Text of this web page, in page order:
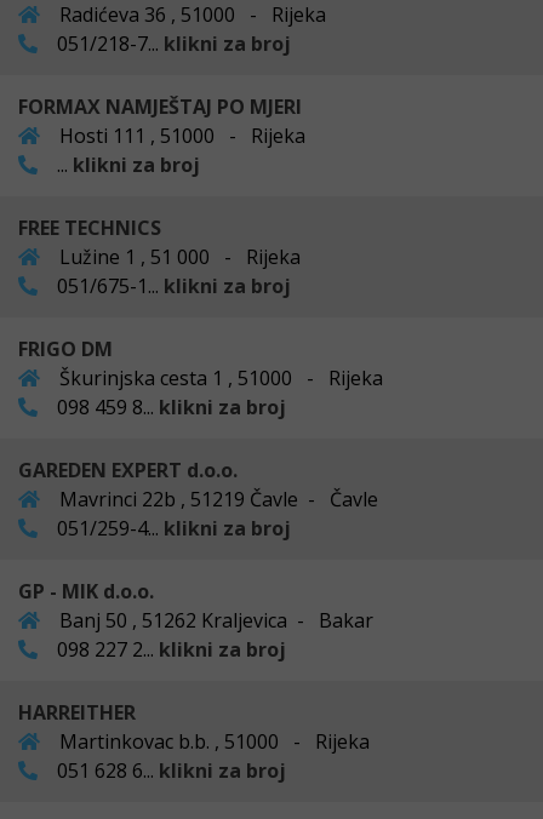
Radićeva 36 , 51000 - Rijeka
051/218-7... klikni za broj
FORMAX NAMJEŠTAJ PO MJERI
Hosti 111 , 51000 - Rijeka
... klikni za broj
FREE TECHNICS
Lužine 1 , 51 000 - Rijeka
051/675-1... klikni za broj
FRIGO DM
Škurinjska cesta 1 , 51000 - Rijeka
098 459 8... klikni za broj
GAREDEN EXPERT d.o.o.
Mavrinci 22b , 51219 Čavle - Čavle
051/259-4... klikni za broj
GP - MIK d.o.o.
Banj 50 , 51262 Kraljevica - Bakar
098 227 2... klikni za broj
HARREITHER
Martinkovac b.b. , 51000 - Rijeka
051 628 6... klikni za broj